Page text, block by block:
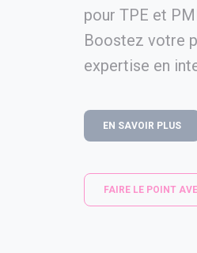
pour TPE et
Boostez votre
expertise en
EN SAVOIR PLUS
FAIRE LE POINT